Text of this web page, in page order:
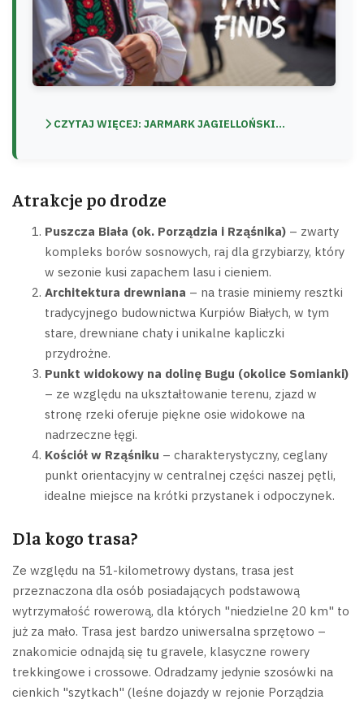
CZYTAJ WIĘCEJ: JARMARK JAGIELLOŃSKI...
Atrakcje po drodze
Puszcza Biała (ok. Porządzia i Rząśnika) – zwarty
kompleks borów sosnowych, raj dla grzybiarzy, który
w sezonie kusi zapachem lasu i cieniem.
Architektura drewniana – na trasie miniemy resztki
tradycyjnego budownictwa Kurpiów Białych, w tym
stare, drewniane chaty i unikalne kapliczki
przydrożne.
Punkt widokowy na dolinę Bugu (okolice Somianki)
– ze względu na ukształtowanie terenu, zjazd w
stronę rzeki oferuje piękne osie widokowe na
nadrzeczne łęgi.
Kościół w Rząśniku – charakterystyczny, ceglany
punkt orientacyjny w centralnej części naszej pętli,
idealne miejsce na krótki przystanek i odpoczynek.
Dla kogo trasa?
Ze względu na 51-kilometrowy dystans, trasa jest
przeznaczona dla osób posiadających podstawową
wytrzymałość rowerową, dla których "niedzielne 20 km" to
już za mało. Trasa jest bardzo uniwersalna sprzętowo –
znakomicie odnajdą się tu gravele, klasyczne rowery
trekkingowe i crossowe. Odradzamy jedynie szosówki na
cienkich "szytkach" (leśne dojazdy w rejonie Porządzia